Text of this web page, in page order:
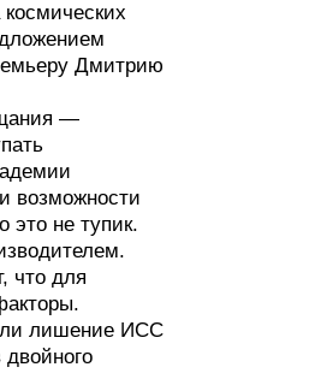
Дмитрию
—
возможности
это не тупик.
что для
ли лишение ИСС